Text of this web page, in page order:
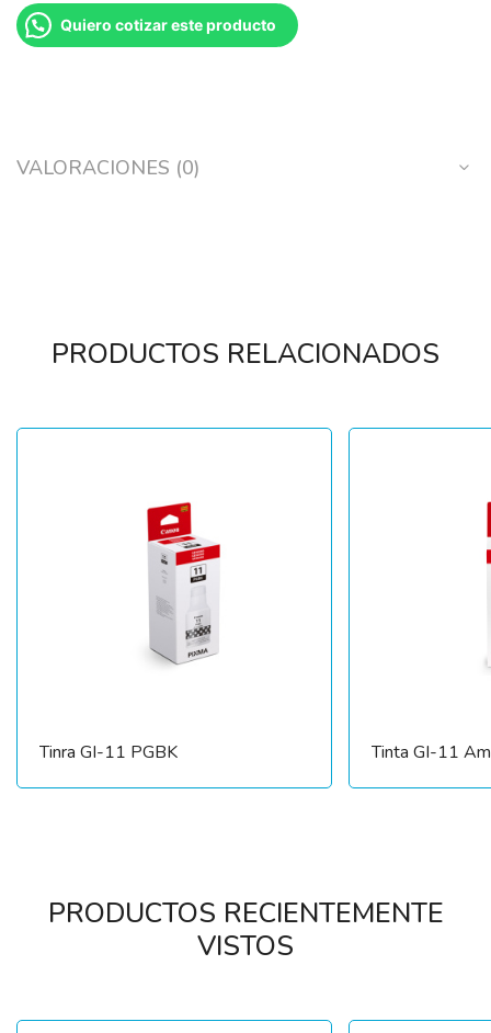
Quiero cotizar este producto
VALORACIONES (0)
PRODUCTOS RELACIONADOS
Tinra GI-11 PGBK Tinta GI-11
PRODUCTOS RECIENTEMENTE
VISTOS